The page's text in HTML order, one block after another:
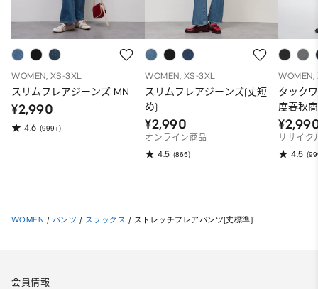
WOMEN, XS-3XL
スリムフレアジーンズ MN
¥2,990
4.6 (999+)
WOMEN, XS-3XL
スリムフレアジーンズ(丈短
め)
¥2,990
オンライン商品
4.5 (865)
WOMEN,
タック
度春秋
リサイク
4.5
WOMEN / パンツ / スラックス / ストレッチフレアパンツ(丈標準)
会員情報